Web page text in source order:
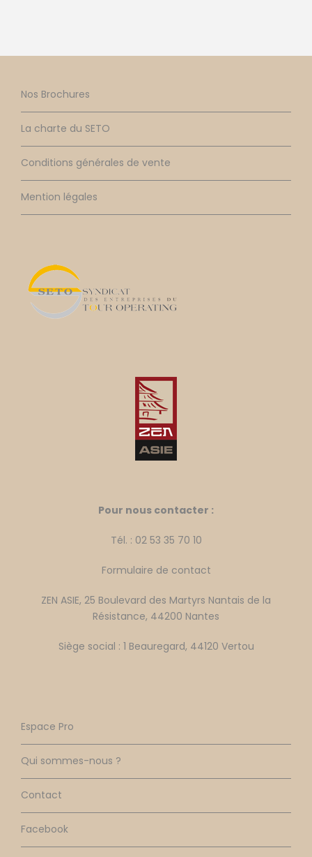
Nos Brochures
La charte du SETO
Conditions générales de vente
Mention légales
Pour nous contacter :
Tél. : 02 53 35 70 10
Formulaire de contact
ZEN ASIE, 25 Boulevard des Martyrs Nantais de la
Résistance, 44200 Nantes
Siège social : 1 Beauregard, 44120 Vertou
Espace Pro
Qui sommes-nous ?
Contact
Facebook